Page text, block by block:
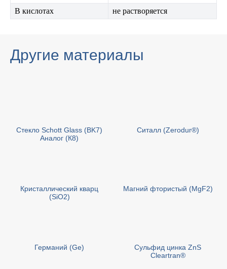
В кислотах не растворяется
Другие материалы
Стекло Schott Glass (BK7)
Аналог (К8)
Cиталл (Zerodur®)
Кристаллический кварц
(SiO2)
Магний фтористый (MgF2)
Германий (Ge)
Сульфид цинка ZnS
Cleartran®